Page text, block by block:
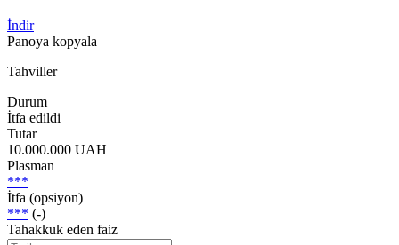
İndir
Panoya kopyala
Tahviller
Durum
İtfa edildi
Tutar
10.000.000 UAH
Plasman
***
İtfa (opsiyon)
*** (-)
Tahakkuk eden faiz